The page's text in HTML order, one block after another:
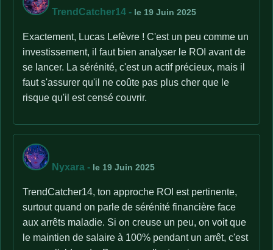
TrendCatcher14 - le 19 Juin 2025
Exactement, Lucas Lefèvre ! C'est un peu comme un
investissement, il faut bien analyser le ROI avant de
se lancer. La sérénité, c'est un actif précieux, mais il
faut s'assurer qu'il ne coûte pas plus cher que le
risque qu'il est censé couvrir.
Nyxara - le 19 Juin 2025
TrendCatcher14, ton approche ROI est pertinente,
surtout quand on parle de sérénité financière face
aux arrêts maladie. Si on creuse un peu, on voit que
le maintien de salaire à 100% pendant un arrêt, c'est